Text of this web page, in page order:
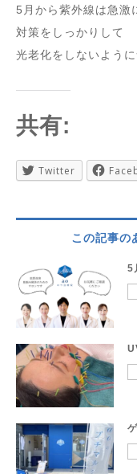
5月から紫外線は急激
対策をしっかりして
光老化をしないよう
共有:
Twitter
この記事の
5